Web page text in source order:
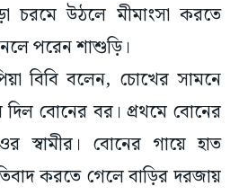
চরমে উঠলে মীমাংসা করতে
পরেন শাশুড়ি।
বিবি বলেন, চোখের সামনে
বোনের বর। প্রথমে বোনের
স্বামীর। বোনের গায়ে হাত
করতে গেলে বাড়ির দরজায়